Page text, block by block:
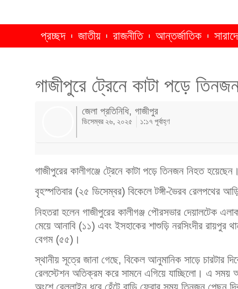
প্রচ্ছদ জাতীয় রাজনীতি আন্তর্জাতিক
গাজীপুরে ট্রেনে কাটা পড়ে
জেলা প্রতিনিধি, গাজীপুর
ডিসেম্বর ২৬, ২০২৫ ১:১৭ পূর্বাহ্ণ
গাজীপুরের কালীগঞ্জে ট্রেনে কাটা পড়ে তিনজন নিহত হয়েছেন।
বৃহস্পতিবার (২৫ ডিসেম্বর) বিকেলে টঙ্গী-ভৈরব রেলপথের
নিহতরা হলেন গাজীপুরের কালীগঞ্জ পৌরসভার দেয়ালটেক
মেয়ে আনাবি (১১) এবং ইসহাকের শাশুড়ি নরসিংদীর রায়পুর
বেগম (৫৫)।
স্থানীয় সূত্রে জানা গেছে, বিকেল আনুমানিক সাড়ে চারটার
রেলস্টেশন অতিক্রম করে সামনে এগিয়ে যাচ্ছিলো। এ সময়